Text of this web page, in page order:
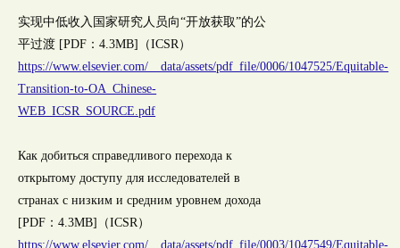
实现中低收入国家研究人员向“开放获取”的公
平过渡 [PDF：4.3MB]（ICSR）
https://www.elsevier.com/__data/assets/pdf_file/0006/1047525/Equitable-
Transition-to-OA_Chinese-
WEB_ICSR_SOURCE.pdf
Как добиться справедливого перехода к
открытому доступу для исследователей в
странах с низким и средним уровнем дохода
[PDF：4.3MB]（ICSR）
https://www.elsevier.com/__data/assets/pdf_file/0003/1047549/Equitable-